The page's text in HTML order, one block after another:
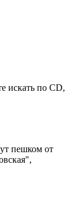
искать по CD,
пешком от